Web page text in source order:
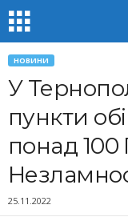
НОВИНИ
У
пункти
понад 100
25.11.2022